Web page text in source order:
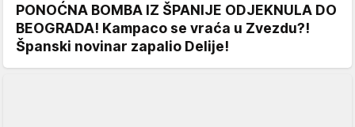
PONOĆNA BOMBA IZ ŠPANIJE ODJEKNULA DO
BEOGRADA! Kampaco se vraća u Zvezdu?!
Španski novinar zapalio Delije!